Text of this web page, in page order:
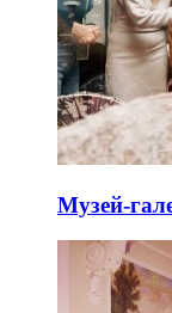
Музей-